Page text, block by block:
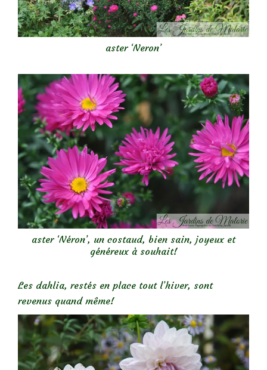
aster ‘Neron’
aster ‘Néron’, un costaud, bien sain, joyeux et
généreux à souhait!
Les dahlia, restés en place tout l’hiver, sont
revenus quand même!